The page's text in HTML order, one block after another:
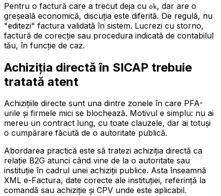
Pentru o factură care a trecut deja cu ok, dar are o
greșeală economică, discuția este diferită. De regulă, nu
"editezi" factura validată în sistem. Lucrezi cu storno,
factură de corecție sau procedura indicată de contabilul
tău, în funcție de caz.
Achiziția directă în SICAP trebuie
tratată atent
Achizițiile directe sunt una dintre zonele în care PFA-
urile și firmele mici se blochează. Motivul e simplu: nu ai
mereu un contract lung, cu toate clauzele, dar ai totuși
o cumpărare făcută de o autoritate publică.
Abordarea practică este să tratezi achiziția directă ca
relație B2G atunci când vine de la o autoritate sau
instituție în cadrul unei achiziții publice. Asta înseamnă
XML e-Factura, date corecte ale instituției, referință la
comandă sau achiziție și CPV unde este aplicabil.